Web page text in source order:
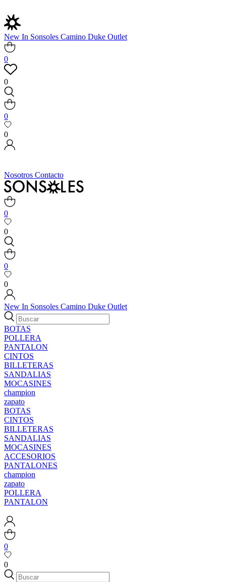
New In Sonsoles Camino Duke Outlet
0
0
0
0
Nosotros Contacto
0
0
0
0
New In Sonsoles Camino Duke Outlet
BOTAS
POLLERA
PANTALON
CINTOS
BILLETERAS
SANDALIAS
MOCASINES
champion
zapato
BOTAS
CINTOS
BILLETERAS
SANDALIAS
MOCASINES
ACCESORIOS
PANTALONES
champion
zapato
POLLERA
PANTALON
0
0